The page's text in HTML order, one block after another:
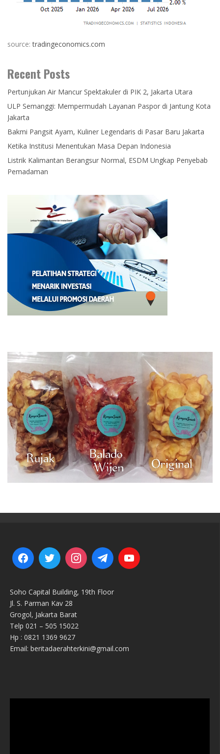
source:tradingeconomics.com
Recent Posts
Pertunjukan Air Mancur Spektakuler di PIK 2, Jakarta Utara
ULP Semanggi: Mempermudah Layanan Paspor di Jantung Kota
Jakarta
Bakmi Pangsit Ayam, Kuliner Legendaris di Pasar Baru Jakarta
Ketika Institusi Menentukan Masa Depan Indonesia
Listrik Kalimantan Berangsur Normal, ESDM Ungkap Penyebab
Pemadaman
Soho Capital Building, 19th Floor
Jl. S. Parman Kav 28
Grogol, Jakarta Barat
Telp 021 – 505 15022
Hp : 0821 1369 9627
Email: beritadaerahterkini@gmail.com